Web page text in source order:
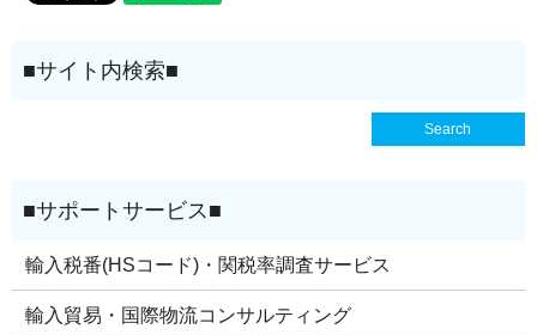
輸入税番(HSコード)・関税率調査サービス
輸入貿易・国際物流コンサルティング